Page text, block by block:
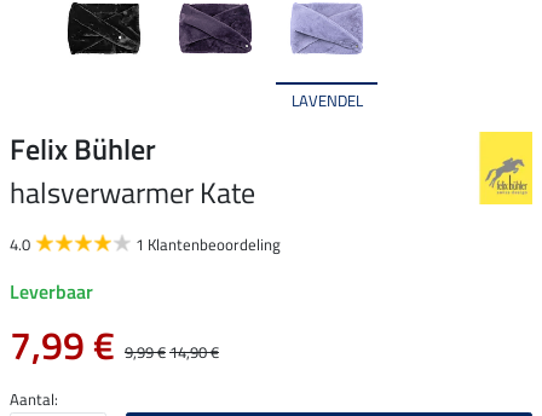
LAVENDEL
Felix Bühler
halsverwarmer Kate
4.0 1 Klantenbeoordeling
Leverbaar
7,99 € 9,99 €14,90 €
Aantal: